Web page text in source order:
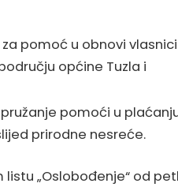
pomoć u obnovi
općine Tuzla i
pomoći u
prirodne nesreće.
„Oslobođenje“ od